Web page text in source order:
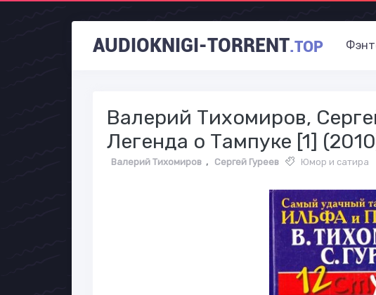
AUDIOKNIGI-TORRENT.TOP
Валерий Тихомиров,
Легенда о Тампуке [1]
Валерий Тихомиров , Сергей Гуреев Юмор и сатира